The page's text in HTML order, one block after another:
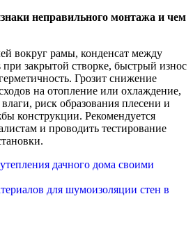
неправильного монтажа и чем
вокруг рамы, конденсат между
закрытой створке, быстрый износ
Грозит снижение
на отопление или охлаждение,
риск образования плесени и
конструкции. Рекомендуется
и проводить тестирование
дачного дома своими
для шумоизоляции стен в